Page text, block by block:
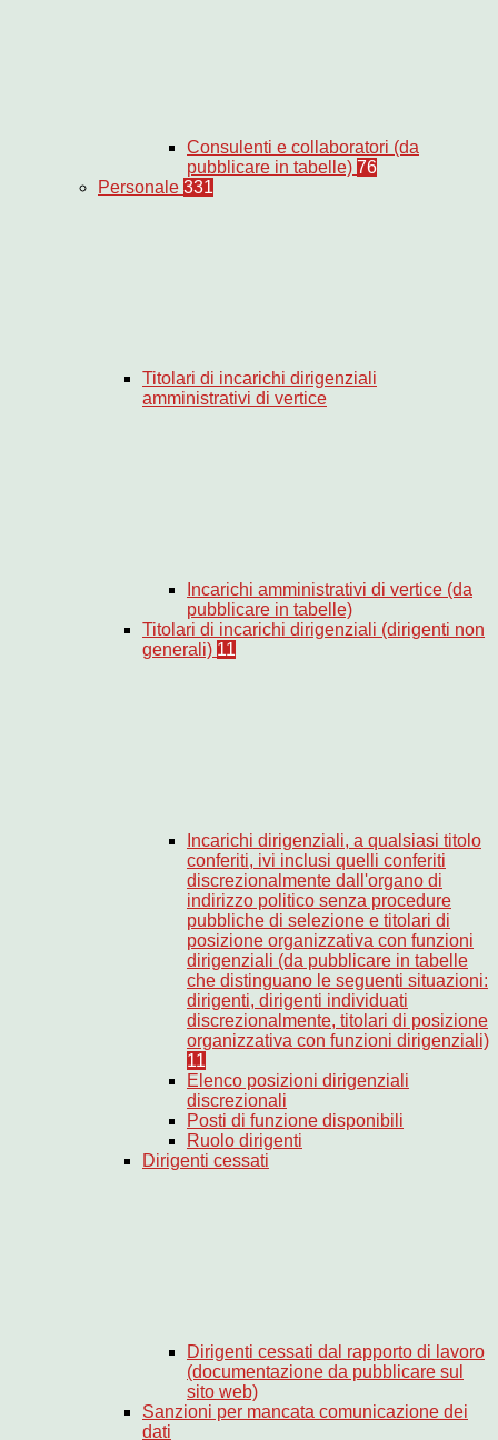
Consulenti e collaboratori (da
pubblicare in tabelle) 76
Personale 331
Titolari di incarichi dirigenziali
amministrativi di vertice
Incarichi amministrativi di vertice (da
pubblicare in tabelle)
Titolari di incarichi dirigenziali (dirigenti non
generali) 11
Incarichi dirigenziali, a qualsiasi titolo
conferiti, ivi inclusi quelli conferiti
discrezionalmente dall'organo di
indirizzo politico senza procedure
pubbliche di selezione e titolari di
posizione organizzativa con funzioni
dirigenziali (da pubblicare in tabelle
che distinguano le seguenti situazioni:
dirigenti, dirigenti individuati
discrezionalmente, titolari di posizione
organizzativa con funzioni dirigenziali)
11
Elenco posizioni dirigenziali
discrezionali
Posti di funzione disponibili
Ruolo dirigenti
Dirigenti cessati
Dirigenti cessati dal rapporto di lavoro
(documentazione da pubblicare sul
sito web)
Sanzioni per mancata comunicazione dei
dati